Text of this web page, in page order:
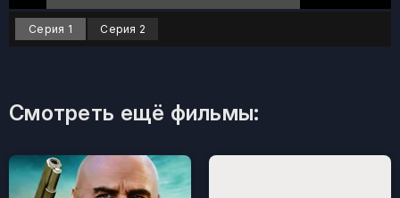
Серия 1 Серия 2
Смотреть ещё фильмы: